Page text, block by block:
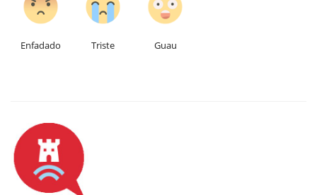
Enfadado Triste Guau